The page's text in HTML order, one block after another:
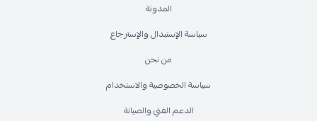
المدونة
سياسة الإستبدال والإسترجاع
من نحن
سياسة الخصوصية والاستخدام
الدعم الفني والصيانة